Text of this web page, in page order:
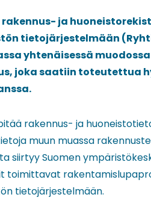
rakennus- ja
tietojärjestelmään
yhtenäisessä
joka saatiin toteutettua
rakennus- ja
muun muassa
siirtyy Suomen
toimittavat
tietojärjestelmään.